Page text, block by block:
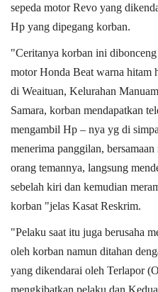
sepeda motor Revo yang
Hp yang dipegang korban.
"Ceritanya korban ini
motor Honda Beat warna hitam
di Weaituan, Kelurahan
Samara, korban mendapatkan
mengambil Hp – nya yg di
menerima panggilan,
orang temannya, langsung
sebelah kiri dan kemudian
korban "jelas Kasat Reskrim.
"Pelaku saat itu juga berusaha
oleh korban namun ditahan
yang dikendarai oleh Terlapor
mengkibatkan pelaku dan